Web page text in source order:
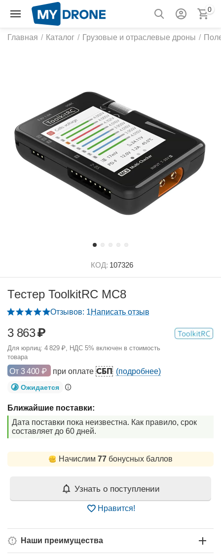
0
Главная / Каталог / Грузовые и отраслевые дроны /
КОД: 107326
Тестер ToolkitRC MC8
Отзывов: 1Написать отзыв
3 863₽
Для юрлиц: 4 829 ₽, НДС 5% включен в стоимость
товара
От 3 400 ₽ при оплате СБП (подробнее)
Ожидается
Ближайшие поставки:
Дата поставки пока неизвестна. Как правило, срок
составляет до 60 дней.
Начислим 77бонусных баллов
Узнать о поступлении
Нравится!
Наши преимущества